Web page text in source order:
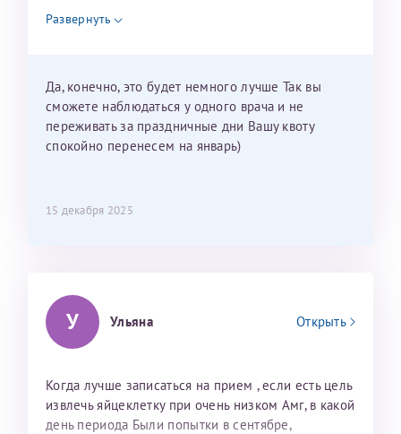
недель и 3 недели я должна находится в Питере.
Можно мне новый год провести в Калининграде и
Развернуть
Да, конечно, это будет немного лучше Так вы
сможете наблюдаться у одного врача и не
переживать за праздничные дни Вашу квоту
спокойно перенесем на январь)
15 декабря 2025
У Ульяна Открыть
Когда лучше записаться на прием , если есть цель
извлечь яйцеклетку при очень низком Амг, в какой
день периода Были попытки в сентябре,